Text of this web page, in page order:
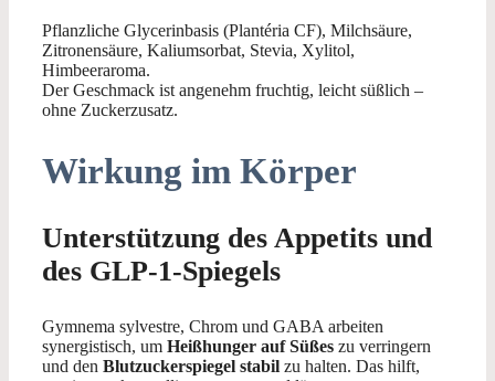
Pflanzliche Glycerinbasis (Plantéria CF), Milchsäure,
Zitronensäure, Kaliumsorbat, Stevia, Xylitol,
Himbeeraroma.
Der Geschmack ist angenehm fruchtig, leicht süßlich –
ohne Zuckerzusatz.
Wirkung im Körper
Unterstützung des Appetits und
des GLP-1-Spiegels
Gymnema sylvestre, Chrom und GABA arbeiten
synergistisch, um Heißhunger auf Süßes zu verringern
und den Blutzuckerspiegel stabil zu halten. Das hilft,